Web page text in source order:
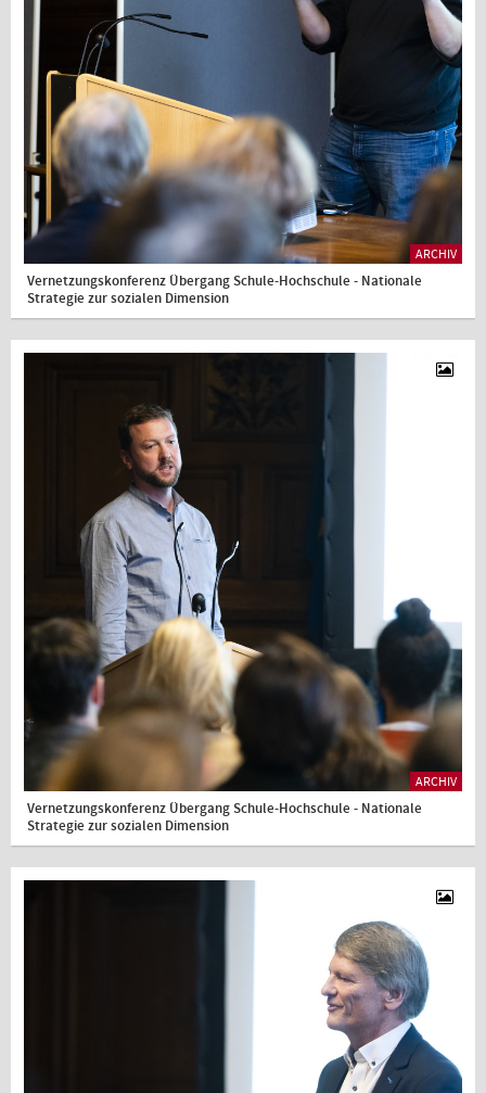
ARCHIV
Vernetzungskonferenz Übergang Schule-Hochschule - Nationale
Strategie zur sozialen Dimension
ARCHIV
Vernetzungskonferenz Übergang Schule-Hochschule - Nationale
Strategie zur sozialen Dimension